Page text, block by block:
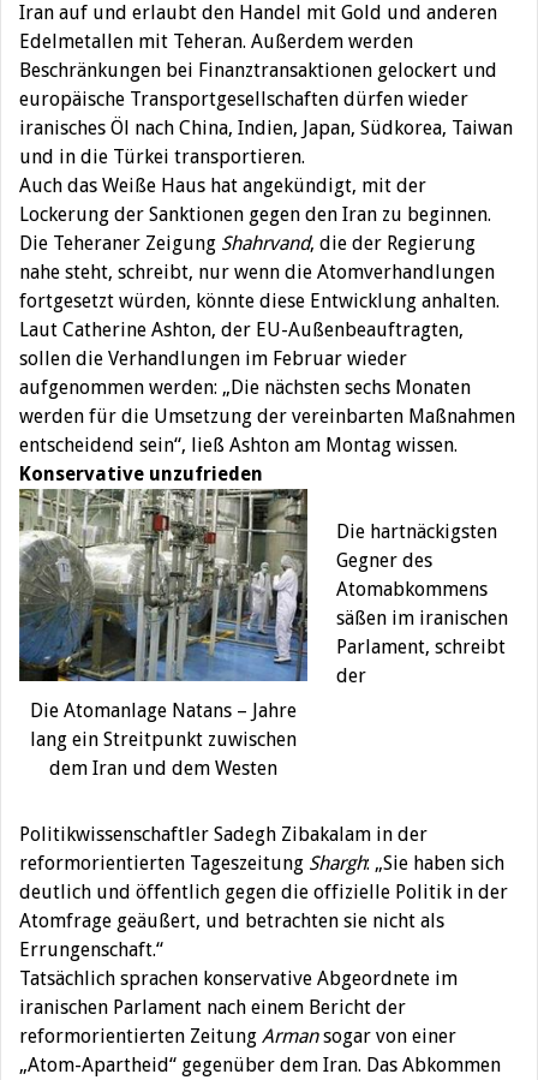
Iran auf und erlaubt den Handel mit Gold und anderen
Edelmetallen mit Teheran. Außerdem werden
Beschränkungen bei Finanztransaktionen gelockert und
europäische Transportgesellschaften dürfen wieder
iranisches Öl nach China, Indien, Japan, Südkorea, Taiwan
und in die Türkei transportieren.
Auch das Weiße Haus hat angekündigt, mit der
Lockerung der Sanktionen gegen den Iran zu beginnen.
Die Teheraner Zeigung Shahrvand, die der Regierung
nahe steht, schreibt, nur wenn die Atomverhandlungen
fortgesetzt würden, könnte diese Entwicklung anhalten.
Laut Catherine Ashton, der EU-Außenbeauftragten,
sollen die Verhandlungen im Februar wieder
aufgenommen werden: „Die nächsten sechs Monaten
werden für die Umsetzung der vereinbarten Maßnahmen
entscheidend sein“, ließ Ashton am Montag wissen.
Konservative unzufrieden
Die Atomanlage Natans – Jahre
lang ein Streitpunkt zuwischen
dem Iran und dem Westen
Die hartnäckigsten
Gegner des
Atomabkommens
säßen im iranischen
Parlament, schreibt
der
Politikwissenschaftler Sadegh Zibakalam in der
reformorientierten Tageszeitung Shargh: „Sie haben sich
deutlich und öffentlich gegen die offizielle Politik in der
Atomfrage geäußert, und betrachten sie nicht als
Errungenschaft.“
Tatsächlich sprachen konservative Abgeordnete im
iranischen Parlament nach einem Bericht der
reformorientierten Zeitung Armansogar von einer
„Atom-Apartheid“ gegenüber dem Iran. Das Abkommen